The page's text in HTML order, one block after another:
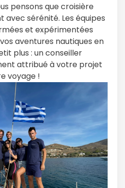
pensons que croisière
sérénité. Les équipes
et expérimentées
aventures nautiques en
plus : un conseiller
attribué à votre projet
voyage !